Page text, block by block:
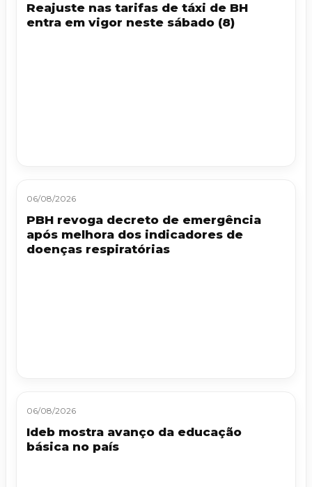
Reajuste nas tarifas de táxi de BH
entra em vigor neste sábado (8)
06/08/2026
PBH revoga decreto de emergência
após melhora dos indicadores de
doenças respiratórias
06/08/2026
Ideb mostra avanço da educação
básica no país